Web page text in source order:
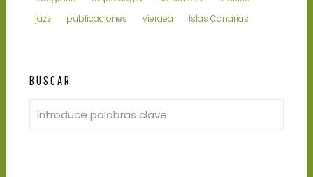
jazz
publicaciones vieraea Islas Canarias
BUSCAR